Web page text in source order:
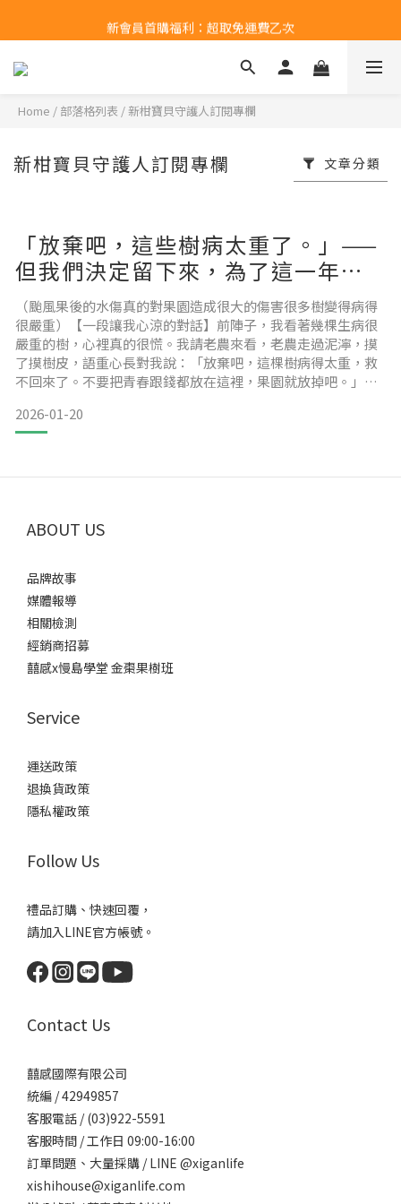
新會員首購福利：超取免運費乙次
新會員首購福利：超取免運費乙次
Home / 部落格列表 /新柑寶貝守護人訂閱專欄
新柑寶貝守護人訂閱專欄 文章分類
「放棄吧，這些樹病太重了。」——
但我們決定留下來，為了這一年來
的感情。
（颱風果後的水傷真的對果園造成很大的傷害很多樹變得病得
很嚴重）【一段讓我心涼的對話】前陣子，我看著幾棵生病很
嚴重的樹，心裡真的很慌。我請老農來看，老農走過泥濘，摸
了摸樹皮，語重心長對我說：「放棄吧，這棵樹病得太重，救
不回來了。不要把青春跟錢都放在這裡，果園就放掉吧。」說
乾枯的老樹，再看看報表上 2024 年颱風後剩不到兩萬塊的盈
餘，心裡那個「理想豐滿」的夢，瞬間變得很「骨感」。我想
法。（颱
2026-01-20
ABOUT US
品牌故事
媒體報導
相關檢測
經銷商招募
囍感x慢島學堂 金棗果樹班
Service
運送政策
退換貨政策
隱私權政策
Follow Us
禮品訂購、快速回覆，
請加入LINE官方帳號。
Contact Us
囍感國際有限公司
統編 / 42949857
客服電話 / (03)922-5591
客服時間 / 工作日 09:00-16:00
訂單問題、大量採購 / LINE @xiganlife
xishihouse@xiganlife.com